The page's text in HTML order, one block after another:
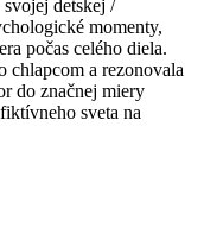
detskej /
momenty,
počas celého diela.
a rezonovala
do značnej miery
sveta na